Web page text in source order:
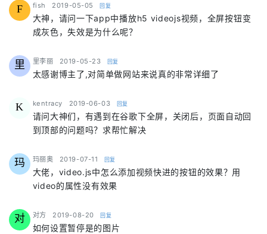
F fish says:
2019-05-05 回复
大神，请问一下app中播放h5 videojs视频，全屏按钮变
成灰色，失效是为什么呢？
里 里李丽 says:
2019-05-23 回复
太感谢博主了,对简单做网站来说真的非常详细了
K kentracy says:
2019-06-03 回复
请问大神们，有遇到在谷歌下全屏，关闭后，页面自动回
到顶部的问题吗？求帮忙解决
玛 玛丽奥 says:
2019-07-11 回复
大佬，video.js中怎么添加视频快进的按钮的效果？用
video的属性没有效果
对 对方 says:
2019-08-20 回复
如何设置暂停是的图片